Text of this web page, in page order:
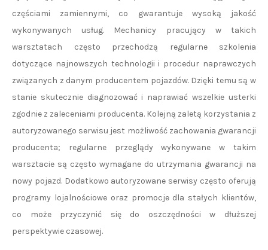
częściami zamiennymi, co gwarantuje wysoką jakość
wykonywanych usług. Mechanicy pracujący w takich
warsztatach często przechodzą regularne szkolenia
dotyczące najnowszych technologii i procedur naprawczych
związanych z danym producentem pojazdów. Dzięki temu są w
stanie skutecznie diagnozować i naprawiać wszelkie usterki
zgodnie z zaleceniami producenta. Kolejną zaletą korzystania z
autoryzowanego serwisu jest możliwość zachowania gwarancji
producenta; regularne przeglądy wykonywane w takim
warsztacie są często wymagane do utrzymania gwarancji na
nowy pojazd. Dodatkowo autoryzowane serwisy często oferują
programy lojalnościowe oraz promocje dla stałych klientów,
co może przyczynić się do oszczędności w dłuższej
perspektywie czasowej.